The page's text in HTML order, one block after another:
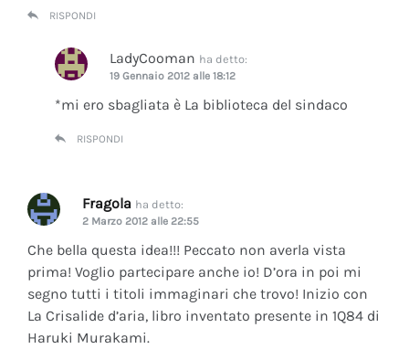
RISPONDI
LadyCooman ha detto:
19 Gennaio 2012 alle 18:12
*mi ero sbagliata è La biblioteca del sindaco
RISPONDI
Fragola ha detto:
2 Marzo 2012 alle 22:55
Che bella questa idea!!! Peccato non averla vista
prima! Voglio partecipare anche io! D’ora in poi mi
segno tutti i titoli immaginari che trovo! Inizio con
La Crisalide d’aria, libro inventato presente in 1Q84 di
Haruki Murakami.